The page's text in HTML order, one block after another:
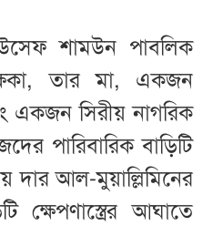
শামউন পাবলিক
তার মা, একজন
একজন সিরীয় নাগরিক
পারিবারিক বাড়িটি
দার আল-মুয়াল্লিমিনের
ক্ষেপণাস্ত্রের আঘাতে